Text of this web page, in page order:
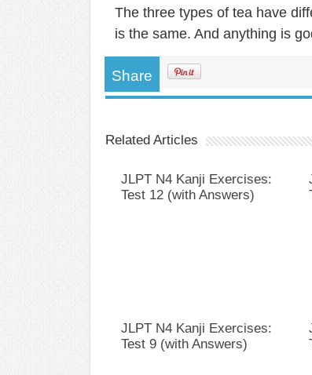
The three types of tea have
is the same. And anything is
Share
Related Articles
JLPT N4 Kanji Exercises:
Test 12 (with Answers)
JLPT N4 Kanji Exercises:
Test 9 (with Answers)